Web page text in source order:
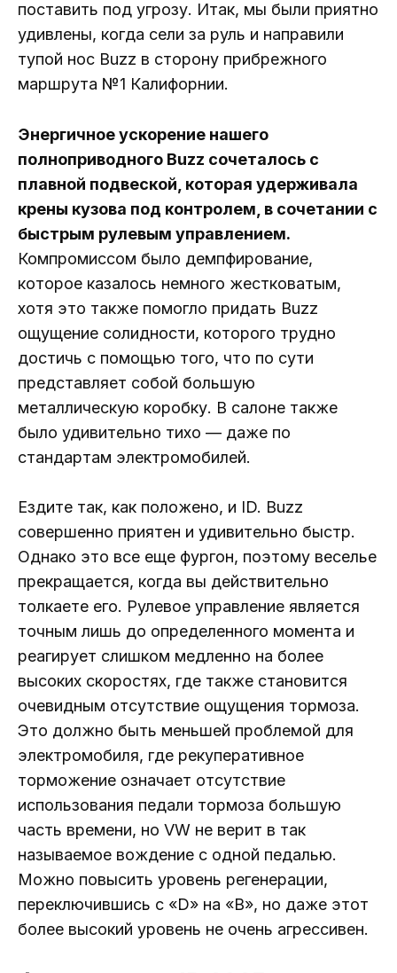
поставить под угрозу. Итак, мы были приятно
удивлены, когда сели за руль и направили
тупой нос Buzz в сторону прибрежного
маршрута №1 Калифорнии.
Энергичное ускорение нашего
полноприводного Buzz сочеталось с
плавной подвеской, которая удерживала
крены кузова под контролем, в сочетании с
быстрым рулевым управлением.
Компромиссом было демпфирование,
которое казалось немного жестковатым,
хотя это также помогло придать Buzz
ощущение солидности, которого трудно
достичь с помощью того, что по сути
представляет собой большую
металлическую коробку. В салоне также
было удивительно тихо — даже по
стандартам электромобилей.
Ездите так, как положено, и ID. Buzz
совершенно приятен и удивительно быстр.
Однако это все еще фургон, поэтому веселье
прекращается, когда вы действительно
толкаете его. Рулевое управление является
точным лишь до определенного момента и
реагирует слишком медленно на более
высоких скоростях, где также становится
очевидным отсутствие ощущения тормоза.
Это должно быть меньшей проблемой для
электромобиля, где рекуперативное
торможение означает отсутствие
использования педали тормоза большую
часть времени, но VW не верит в так
называемое вождение с одной педалью.
Можно повысить уровень регенерации,
переключившись с «D» на «B», но даже этот
более высокий уровень не очень агрессивен.